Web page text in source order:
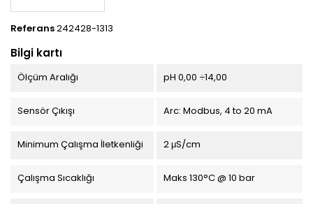
Referans242428-1313
Bilgi kartı
Ölçüm Aralığı pH 0,00 ÷14,00
Sensör Çıkışı Arc: Modbus, 4 to 20 mA
Minimum Çalışma İletkenliği 2 μS/cm
Çalışma Sıcaklığı Maks 130°C @ 10 bar